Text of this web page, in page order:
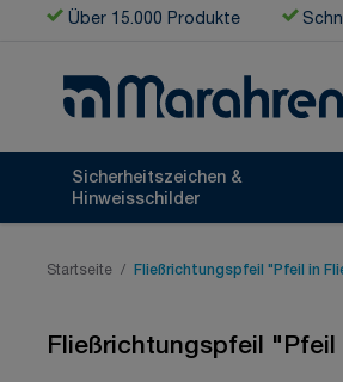
Zum Inhalt springen
Über 15.000 Produkte
Sicherheitszeichen &
Hinweisschilder
Startseite / Fließrichtungspfeil "Pfeil in
Fließrichtungspfeil